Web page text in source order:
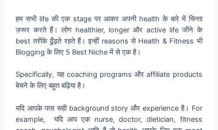
हम सभी life की एक stage पर आकर अपनी healthके बारे में चिन्ता
ज़रूर करते हैं। लोग healthier, longer और active life जीने के
best तरीके ढूँढ़ते रहते हैं। इन्हीं reasons से Health & Fitness भी
Blogging के लिए 5 Best Niche में से एक है।
Specifically, यह coaching programs और affiliate products
बेचने के लिए बहुत बढ़िया है।
यदि आपके पास सही background story और experience है। For
example, यदि आप एक nurse, doctor, dietician, fitness